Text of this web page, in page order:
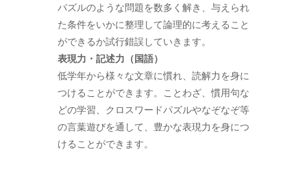
パズルのような問題を数多く解き、与えられ
た条件をいかに整理して論理的に考えること
ができるか試行錯誤していきます。
表現力・記述力（国語）
低学年から様々な文章に慣れ、読解力を身に
つけることができます。ことわざ、慣用句な
どの学習、クロスワードパズルやなぞなぞ等
の言葉遊びを通して、豊かな表現力を身につ
けることができます。